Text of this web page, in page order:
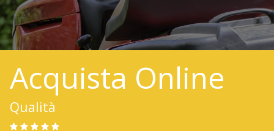
Acquista Online
Qualità